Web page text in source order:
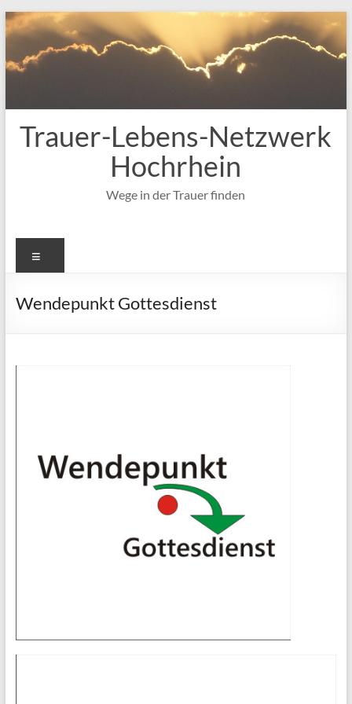
Zum
Inhalt
springen
Trauer-Lebens-Netzwerk
Hochrhein
Wege in der Trauer finden
Wendepunkt Gottesdienst